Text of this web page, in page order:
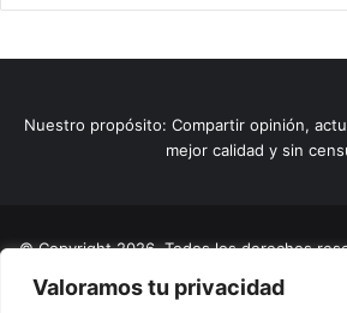
Valoramos tu privacidad
Nuestro propósito: Compartir opinión,
mejor calidad y sin
© Copyright 2026, Todos los derechos
SAS BICNit 901228106